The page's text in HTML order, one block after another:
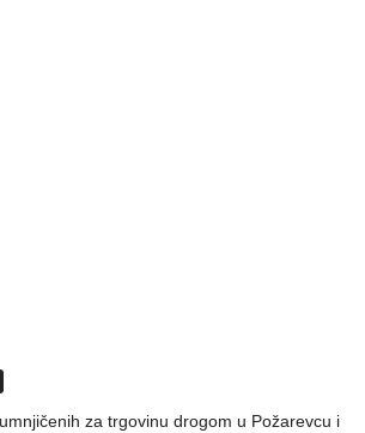
za trgovinu drogom u Požarevcu i